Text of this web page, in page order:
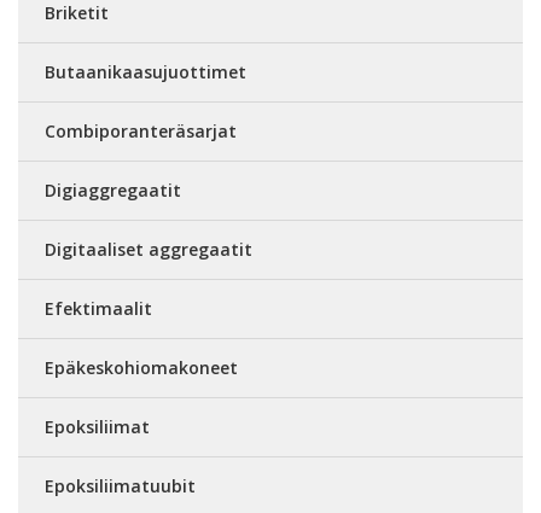
Briketit
Butaanikaasujuottimet
Combiporanteräsarjat
Digiaggregaatit
Digitaaliset aggregaatit
Efektimaalit
Epäkeskohiomakoneet
Epoksiliimat
Epoksiliimatuubit